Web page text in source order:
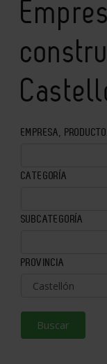
EMPRESA,
CATEGORÍA
SUBCATEGORÍA
PROVINCIA
Buscar